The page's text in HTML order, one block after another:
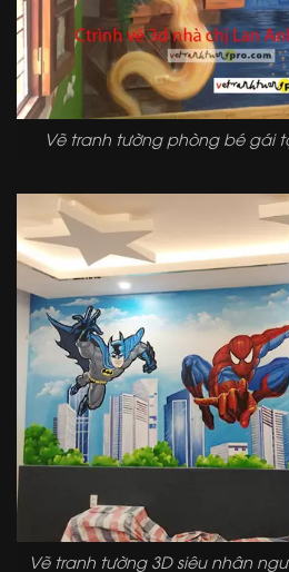
Vẽ tranh tường phòng bé gái
Vẽ tranh tường 3D siêu nhân